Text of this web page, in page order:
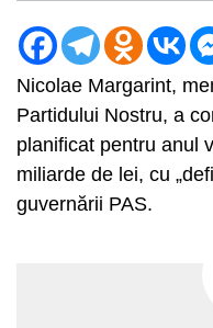
Nicolae Margarint,
Partidului Nostru, a
planificat pentru anul
miliarde de lei, cu
guvernării PAS.